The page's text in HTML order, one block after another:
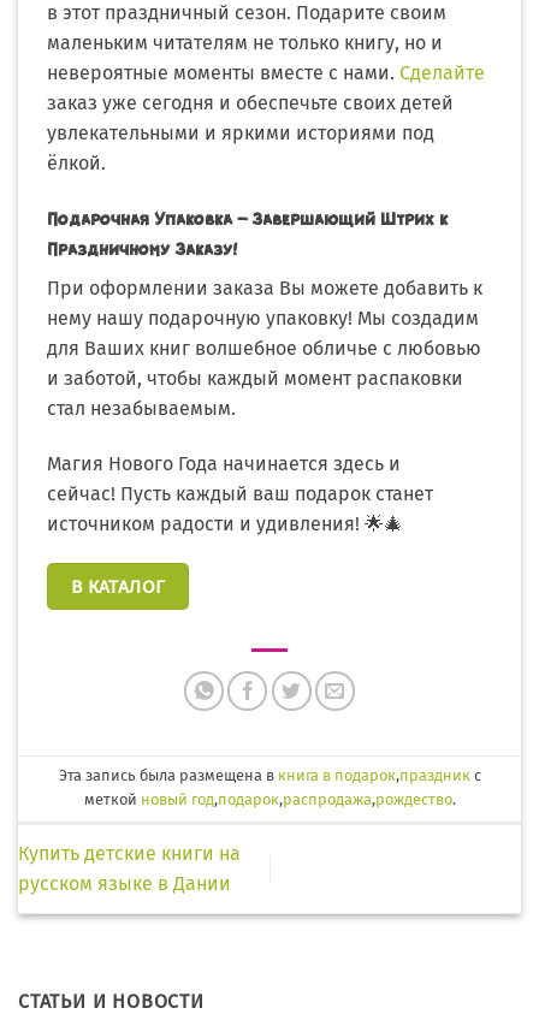
в этот праздничный сезон. Подарите своим
маленьким читателям не только книгу, но и
невероятные моменты вместе с нами. Сделайте
заказ уже сегодня и обеспечьте своих детей
увлекательными и яркими историями под
ёлкой.
Подарочная Упаковка – Завершающий Штрих к
Праздничному Заказу!
При оформлении заказа Вы можете добавить к
нему нашу подарочную упаковку! Мы создадим
для Ваших книг волшебное обличье с любовью
и заботой, чтобы каждый момент распаковки
стал незабываемым.
Магия Нового Года начинается здесь и
сейчас! Пусть каждый ваш подарок станет
источником радости и удивления! 🌟🎄
В КАТАЛОГ
Эта запись была размещена в книга в подарок,праздникс
меткой новый год,подарок,распродажа,рождество.
Купить детские книги на
русском языке в Дании
СТАТЬИ И НОВОСТИ